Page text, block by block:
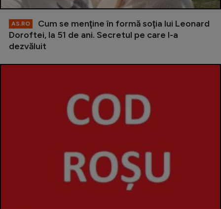
AS.RO
Cum se menţine în formă soţia lui Leonard
Doroftei, la 51 de ani. Secretul pe care l-a
dezvăluit